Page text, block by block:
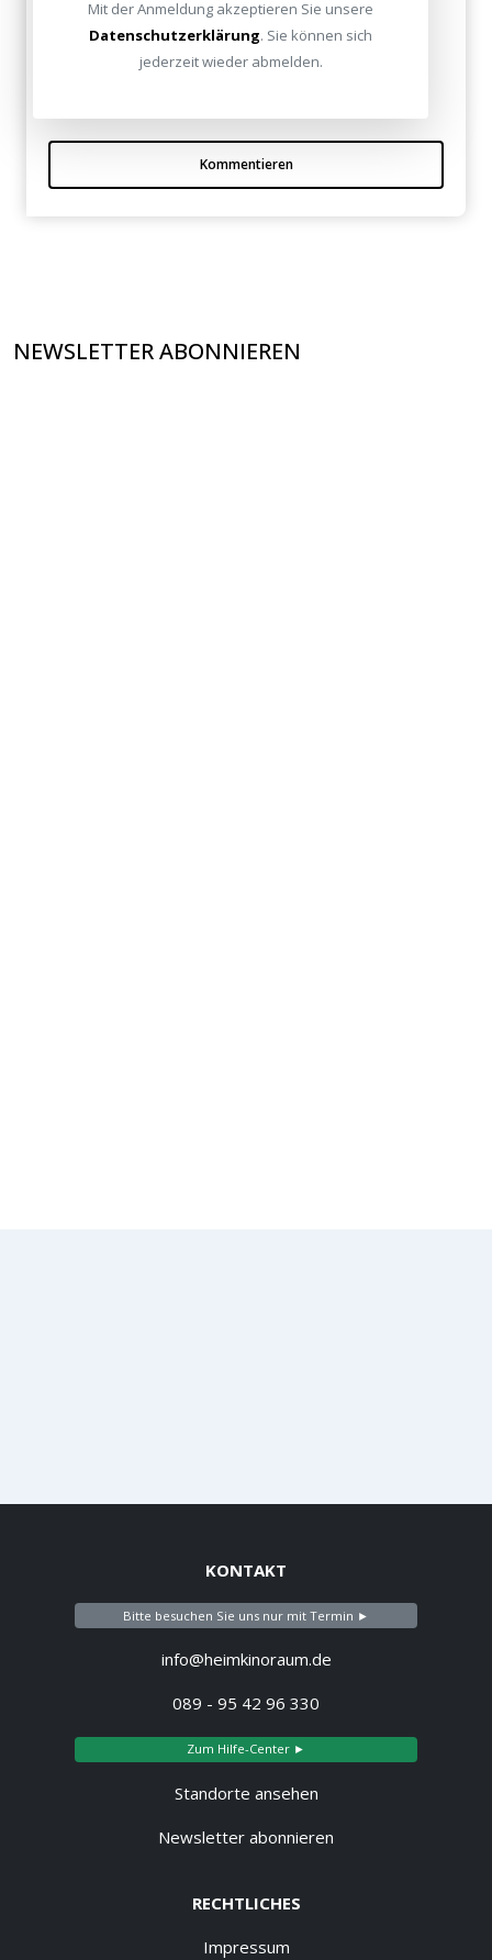
Aleida Mas am 26. Oktober 2010
Hat mir weitergeholfen! Danke für die Infos!
Kommentieren
NEWSLETTER ABONNIEREN
KONTAKT
Bitte besuchen Sie uns nur mit Termin ►
info@heimkinoraum.de
089 - 95 42 96 330
Zum Hilfe-Center ►
Standorte ansehen
Newsletter abonnieren
RECHTLICHES
Impressum
Mit der Anmeldung akzeptieren Sie unsere
Datenschutzerklärung. Sie können sich
jederzeit wieder abmelden.